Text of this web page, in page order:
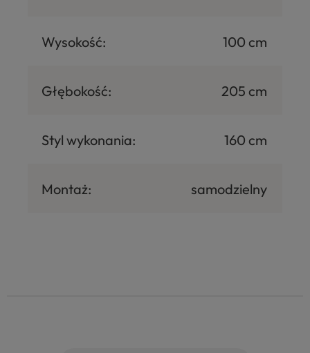
Wysokość: 100 cm
Głębokość: 205 cm
Styl wykonania: 160 cm
Montaż: samodzielny